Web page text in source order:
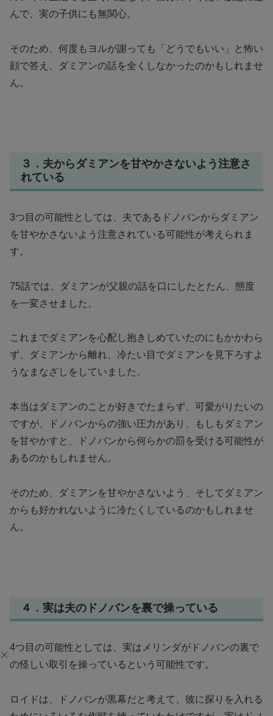
んで、実の子供にも無関心。
そのため、何度もヨルが謝っても「どうでもいい」と怖い
顔で答え、ダミアンの話を全くしなかったのかもしれませ
ん。
３．夫からダミアンを甘やかさないよう注意さ
れている
3つ目の可能性としては、夫であるドノバンからダミアン
を甘やかさないよう注意されている可能性が考えられま
す。
75話では、ダミアンが父親の話を口にしたとたん、態度
を一変させました。
これまでダミアンを心配し抱きしめていたのにもかかわら
ず、ダミアンから離れ、冷たい目でダミアンを見下ろすよ
うなまなざしをしていました。
本当はダミアンのことが好きでたまらず、可愛がりたいの
ですが、ドノバンからの強い圧力があり、もしもダミアン
を甘やかすと、ドノバンから何らかの罰を受ける可能性が
あるのかもしれません。
そのため、ダミアンを甘やかさないよう、そしてダミアン
からも好かれないように冷たくしているのかもしれませ
ん。
４．実は夫のドノバンを裏で操っている
4つ目の可能性としては、実はメリンダがドノバンの裏で
の怪しい取引を操っているという可能性です。
ロイドは、ドノバンが黒幕だと考えて、彼に探りを入れる